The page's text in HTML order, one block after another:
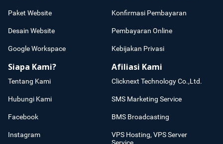
Paket Website
Desain Website
Google Workspace
Konfirmasi Pembayaran
Pembayaran Online
Kebijakan Privasi
Siapa Kami?
Tentang Kami
Hubungi Kami
Facebook
Instagram
Afiliasi Kami
Clicknext Technology Co.,Ltd.
SMS Marketing Service
BMS Broadcasting
VPS Hosting, VPS Server